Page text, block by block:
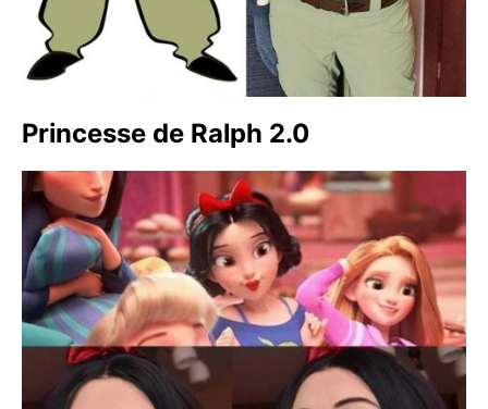
Princesse de Ralph 2.0